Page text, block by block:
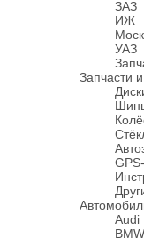
ЗАЗ
ИЖ
УАЗ
Запчасти
Audi
BMW